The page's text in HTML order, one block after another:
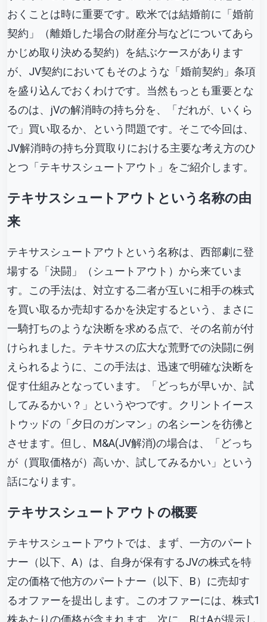
おくことは時に重要です。欧米では結婚前に「婚前
契約」（離婚した場合の財産分与などについてあら
かじめ取り決める契約）を結ぶケースがあります
が、JV契約においてもそのような「婚前契約」条項
を盛り込んでおくわけです。当然もっとも重要とな
るのは、jVの解消時の持ち分を、「だれが、いくら
で」買い取るか、という問題です。そこで今回は、
JV解消時の持ち分買取りにおける主要な考え方のひ
とつ「テキサスシュートアウト」をご紹介します。
テキサスシュートアウトという名称の由
来
テキサスシュートアウトという名称は、西部劇に登
場する「決闘」（シュートアウト）から来ていま
す。この手法は、対立する二者が互いに相手の株式
を買い取るか売却するかを決定するという、まさに
一騎打ちのような決断を求める点で、その名前が付
けられました。テキサスの広大な荒野での決闘に例
えられるように、この手法は、迅速で明確な決断を
促す仕組みとなっています。「どっちが早いか、試
してみるかい？」というやつです。クリントイース
トウッドの「夕日のガンマン」の名シーンを彷彿と
させます。但し、M&A(JV解消)の場合は、「どっち
が（買取価格が）高いか、試してみるかい」という
話になります。
テキサス シュートアウトの概要
テキサスシュートアウトでは、まず、一方のパート
ナー（以下、A）は、自身が保有するJVの株式を特
定の価格で他方のパートナー（以下、B）に売却す
るオファーを提出します。このオファーには、株式1